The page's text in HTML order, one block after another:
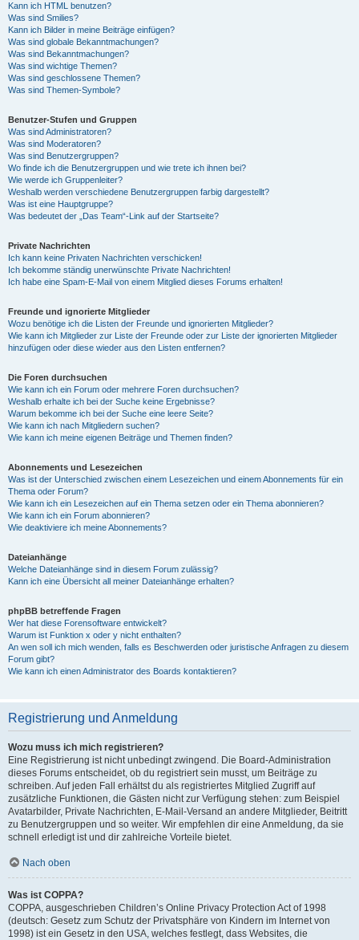
Kann ich HTML benutzen?
Was sind Smilies?
Kann ich Bilder in meine Beiträge einfügen?
Was sind globale Bekanntmachungen?
Was sind Bekanntmachungen?
Was sind wichtige Themen?
Was sind geschlossene Themen?
Was sind Themen-Symbole?
Benutzer-Stufen und Gruppen
Was sind Administratoren?
Was sind Moderatoren?
Was sind Benutzergruppen?
Wo finde ich die Benutzergruppen und wie trete ich ihnen bei?
Wie werde ich Gruppenleiter?
Weshalb werden verschiedene Benutzergruppen farbig dargestellt?
Was ist eine Hauptgruppe?
Was bedeutet der „Das Team“-Link auf der Startseite?
Private Nachrichten
Ich kann keine Privaten Nachrichten verschicken!
Ich bekomme ständig unerwünschte Private Nachrichten!
Ich habe eine Spam-E-Mail von einem Mitglied dieses Forums erhalten!
Freunde und ignorierte Mitglieder
Wozu benötige ich die Listen der Freunde und ignorierten Mitglieder?
Wie kann ich Mitglieder zur Liste der Freunde oder zur Liste der ignorierten Mitglieder
hinzufügen oder diese wieder aus den Listen entfernen?
Die Foren durchsuchen
Wie kann ich ein Forum oder mehrere Foren durchsuchen?
Weshalb erhalte ich bei der Suche keine Ergebnisse?
Warum bekomme ich bei der Suche eine leere Seite?
Wie kann ich nach Mitgliedern suchen?
Wie kann ich meine eigenen Beiträge und Themen finden?
Abonnements und Lesezeichen
Was ist der Unterschied zwischen einem Lesezeichen und einem Abonnements für ein
Thema oder Forum?
Wie kann ich ein Lesezeichen auf ein Thema setzen oder ein Thema abonnieren?
Wie kann ich ein Forum abonnieren?
Wie deaktiviere ich meine Abonnements?
Dateianhänge
Welche Dateianhänge sind in diesem Forum zulässig?
Kann ich eine Übersicht all meiner Dateianhänge erhalten?
phpBB betreffende Fragen
Wer hat diese Forensoftware entwickelt?
Warum ist Funktion x oder y nicht enthalten?
An wen soll ich mich wenden, falls es Beschwerden oder juristische Anfragen zu diesem
Forum gibt?
Wie kann ich einen Administrator des Boards kontaktieren?
Registrierung und Anmeldung
Wozu muss ich mich registrieren?
Eine Registrierung ist nicht unbedingt zwingend. Die Board-Administration
dieses Forums entscheidet, ob du registriert sein musst, um Beiträge zu
schreiben. Auf jeden Fall erhältst du als registriertes Mitglied Zugriff auf
zusätzliche Funktionen, die Gästen nicht zur Verfügung stehen: zum Beispiel
Avatarbilder, Private Nachrichten, E-Mail-Versand an andere Mitglieder, Beitritt
zu Benutzergruppen und so weiter. Wir empfehlen dir eine Anmeldung, da sie
schnell erledigt ist und dir zahlreiche Vorteile bietet.
Nach oben
Was ist COPPA?
COPPA, ausgeschrieben Children’s Online Privacy Protection Act of 1998
(deutsch: Gesetz zum Schutz der Privatsphäre von Kindern im Internet von
1998) ist ein Gesetz in den USA, welches festlegt, dass Websites, die